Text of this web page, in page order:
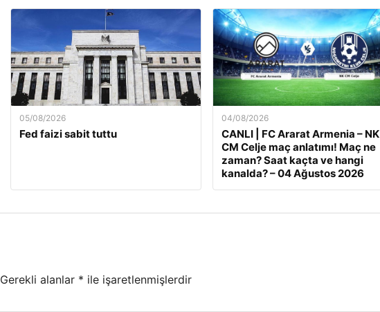
05/08/2026
Fed faizi sabit tuttu
04/08/2026
CANLI | FC Ararat Armenia – NK
CM Celje maç anlatımı! Maç ne
zaman? Saat kaçta ve hangi
kanalda? – 04 Ağustos 2026
Gerekli alanlar * ile işaretlenmişlerdir